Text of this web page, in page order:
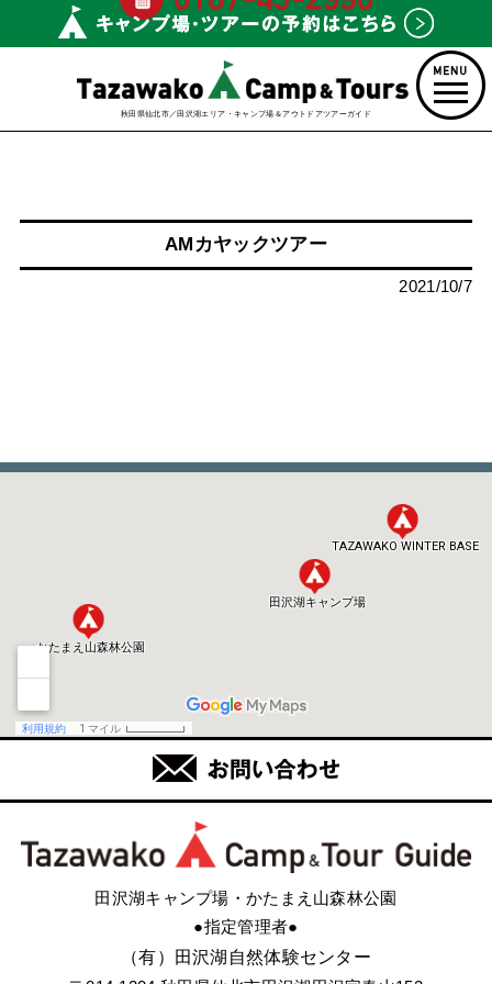
秋田県仙北市／田沢湖エリア・キャンプ場＆アウトドアツアーガイド
AMカヤックツアー
2021/10/7
田沢湖キャンプ場・かたまえ山森林公園
●指定管理者●
（有）田沢湖自然体験センター